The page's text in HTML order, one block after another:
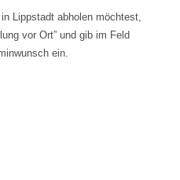
Lippstadt abholen möchtest,
vor Ort” und gib im Feld
ein.